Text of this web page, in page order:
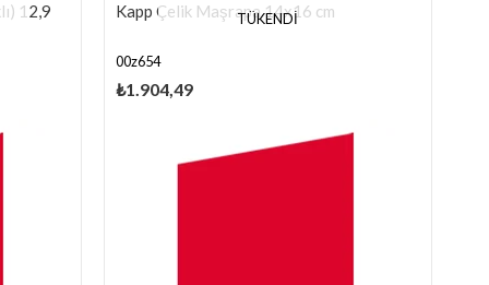
12,9
TÜKENDI
Kapp Çelik Maşrapa 14x16 cm
00z654
₺1.904,49